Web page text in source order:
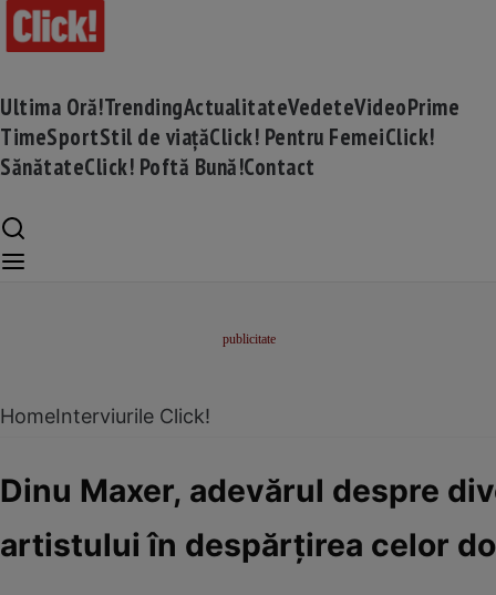
Ultima Oră!TrendingActualitateVedeteVideoPrime
TimeSportStil de viațăClick! Pentru FemeiClick!
SănătateClick! Poftă Bună!Contact
HomeInterviurile Click!
Dinu Maxer, adevărul despre
artistului în despărțirea celor